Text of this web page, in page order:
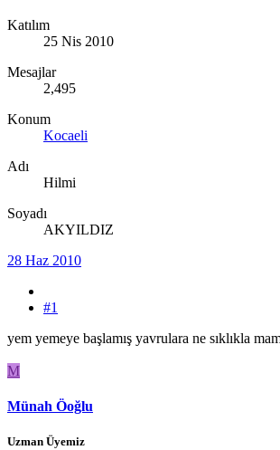
Katılım
25 Nis 2010
Mesajlar
2,495
Konum
Kocaeli
Adı
Hilmi
Soyadı
AKYILDIZ
28 Haz 2010
#1
yem yemeye başlamış yavrulara ne sıklıkla
M
Münah Öoğlu
Uzman Üyemiz